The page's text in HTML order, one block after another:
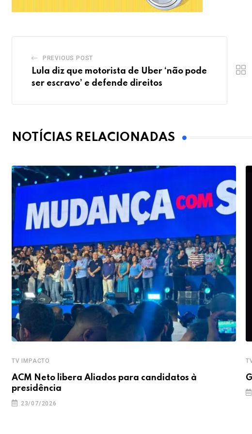
PREVIOUS POST
Lula diz que motorista de Uber ‘não pode
ser escravo’ e defende direitos
NOTÍCIAS RELACIONADAS
TV IMPACTO
ACM Neto libera Aliados para candidatos à
presidência
23/07/2026